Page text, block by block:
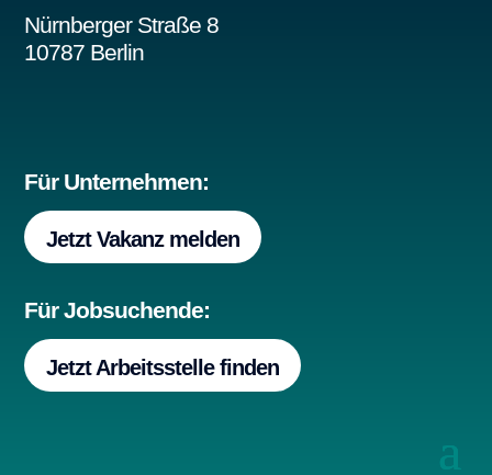
Nürnberger Straße 8
10787 Berlin
Für Unternehmen:
Jetzt Vakanz melden
Für Jobsuchende:
Jetzt Arbeitsstelle finden